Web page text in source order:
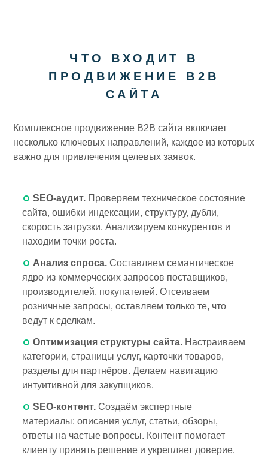
ЧТО ВХОДИТ В
ПРОДВИЖЕНИЕ B2B
САЙТА
Комплексное продвижение B2B сайта включает
несколько ключевых направлений, каждое из которых
важно для привлечения целевых заявок.
SEO-аудит. Проверяем техническое состояние
сайта, ошибки индексации, структуру, дубли,
скорость загрузки. Анализируем конкурентов и
находим точки роста.
Анализ спроса. Составляем семантическое
ядро из коммерческих запросов поставщиков,
производителей, покупателей. Отсеиваем
розничные запросы, оставляем только те, что
ведут к сделкам.
Оптимизация структуры сайта. Настраиваем
категории, страницы услуг, карточки товаров,
разделы для партнёров. Делаем навигацию
интуитивной для закупщиков.
SEO-контент. Создаём экспертные
материалы: описания услуг, статьи, обзоры,
ответы на частые вопросы. Контент помогает
клиенту принять решение и укрепляет доверие.